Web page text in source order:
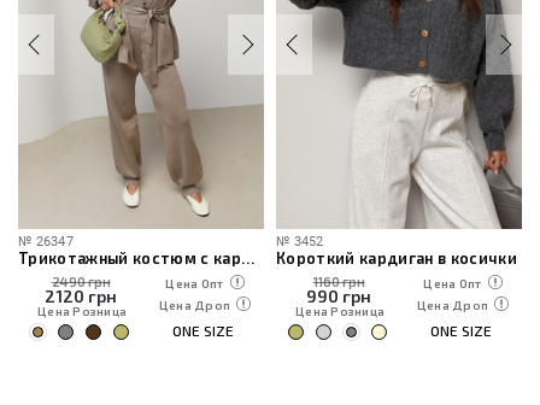
№ 26347
Трикотажный костюм с кардиганом, топом и брюками
2490 грн
2120 грн
Цена Розница
Цена Опт
Цена Дроп
ONE SIZE
№ 3452
Короткий кардиган в косички
1160 грн
990 грн
Цена Розница
Цена Опт
Цена Дроп
ONE SIZE